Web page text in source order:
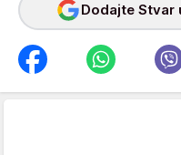
Dodajte Stvar